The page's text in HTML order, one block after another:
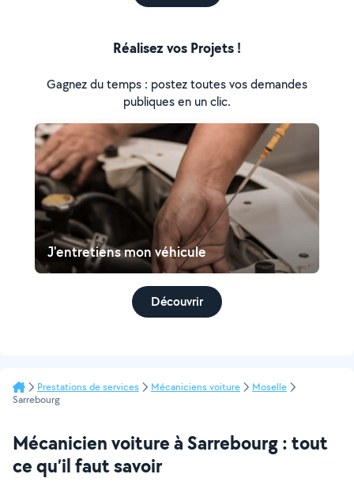
Réalisez vos Projets !
Gagnez du temps : postez toutes vos demandes
publiques en un clic.
J'entretiens mon véhicule
Découvrir
Prestations de services Mécaniciens voiture
Moselle
Sarrebourg
Mécanicien voiture à Sarrebourg : tout
ce qu’il faut savoir